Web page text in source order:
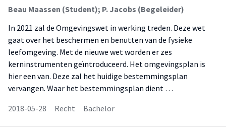
Beau Maassen (Student); P. Jacobs (Begeleider)
In 2021 zal de Omgevingswet in werking treden. Deze wet
gaat over het beschermen en benutten van de fysieke
leefomgeving. Met de nieuwe wet worden er zes
kerninstrumenten geïntroduceerd. Het omgevingsplan is
hier een van. Deze zal het huidige bestemmingsplan
vervangen. Waar het bestemmingsplan dient …
2018-05-28
Recht Bachelor